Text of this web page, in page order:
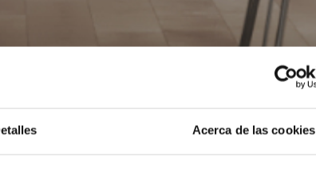
Acerca de las cookies